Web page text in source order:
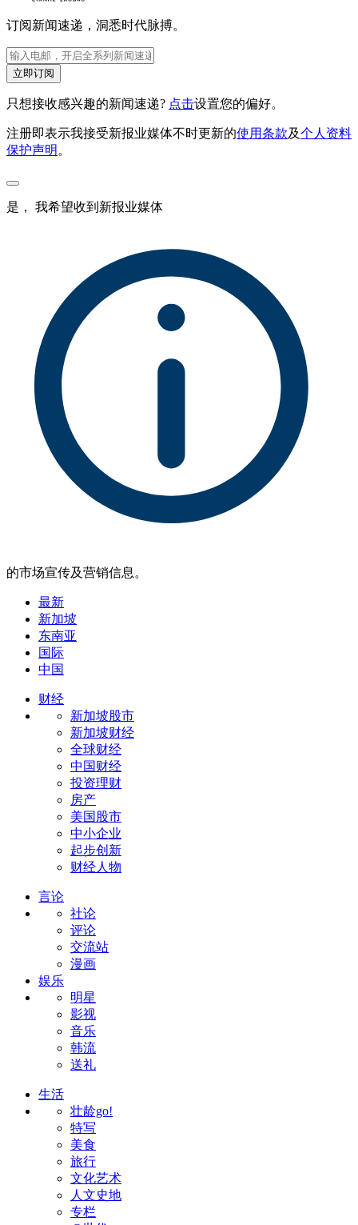
订阅新闻速递，洞悉时代脉搏。
立即订阅
只想接收感兴趣的新闻速递? 点击设置您的偏好。
注册即表示我接受新报业媒体不时更新的使用条款及个人资料
保护声明 。
是， 我希望收到新报业媒体
的市场宣传及营销信息。
最新
新加坡
东南亚
国际
中国
财经
新加坡股市
新加坡财经
全球财经
中国财经
投资理财
房产
美国股市
中小企业
起步创新
财经人物
言论
社论
评论
交流站
漫画
娱乐
明星
影视
音乐
韩流
送礼
生活
壮龄go!
特写
美食
旅行
文化艺术
人文史地
专栏